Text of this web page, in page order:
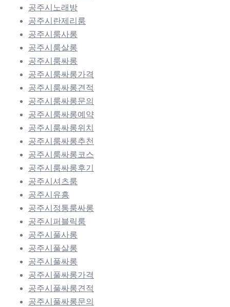
공주시노래방
공주시란제리룸
공주시룸사롱
공주시룸살롱
공주시룸싸롱
공주시룸싸롱가격
공주시룸싸롱견적
공주시룸싸롱문의
공주시룸싸롱예약
공주시룸싸롱위치
공주시룸싸롱추천
공주시룸싸롱코스
공주시룸싸롱후기
공주시셔츠룸
공주시유흥
공주시정통룸싸롱
공주시퍼블릭룸
공주시풀사롱
공주시풀살롱
공주시풀싸롱
공주시풀싸롱가격
공주시풀싸롱견적
공주시풀싸롱문의